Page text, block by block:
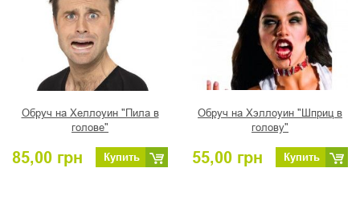
Обруч на Хеллоуин "Пила в
голове"
85,00 грн Купить
Обруч на Хэллоуин "Шприц в
голову"
55,00 грн Купить